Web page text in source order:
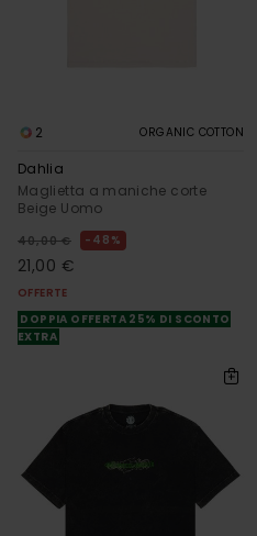
2 ORGANIC COTTON
Dahlia
Maglietta a maniche corte
Beige Uomo
40,00 € 48%
21,00 €
OFFERTE
DOPPIA OFFERTA 25% DI SCONTO
EXTRA